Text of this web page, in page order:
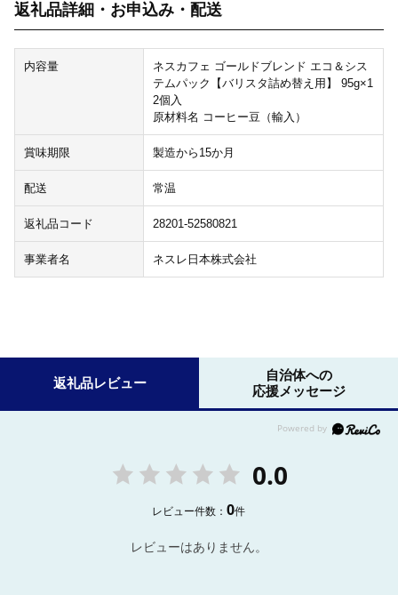
返礼品詳細・お申込み・配送
内容量
ネスカフェ ゴールドブレンド エコ＆シス
テムパック【バリスタ詰め替え用】 95g×1
2個入
原材料名 コーヒー豆（輸入）
賞味期限 製造から15か月
配送 常温
返礼品コード 28201-52580821
事業者名 ネスレ日本株式会社
返礼品レビュー
自治体への
応援メッセージ
0.0
レビュー件数：0件
レビューはありません。